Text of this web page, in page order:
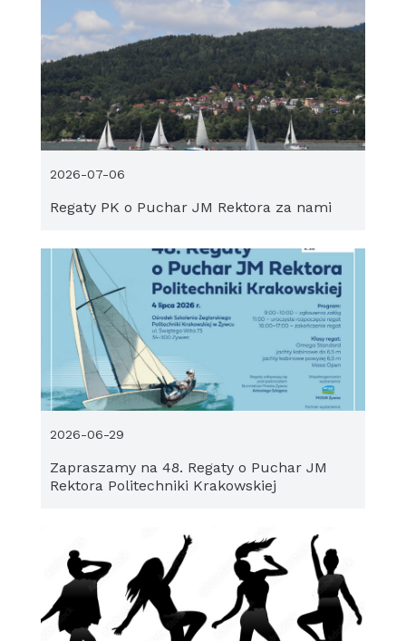
Regaty PK o Puchar JM Rektora za nami
2026-07-06
Zapraszamy na 48. Regaty o Puchar JM
Rektora Politechniki Krakowskiej
2026-06-29